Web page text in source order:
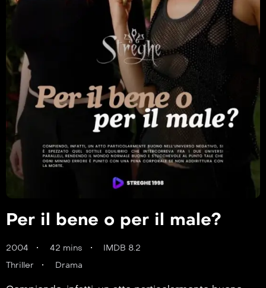
Per il bene o per il male?
2004 42 mins
IMDB 8.2
Thriller
Drama